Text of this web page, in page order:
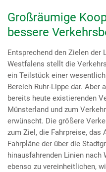
Großräumige
bessere
Entsprechend den Zielen der
Westfalens stellt die
ein Teilstück einer
Bereich Ruhr-Lippe dar. Aber
bereits heute existierenden
Münsterland und zum
erwünscht. Die größere
zum Ziel, die Fahrpreise, das
Fahrpläne der über die
hinausfahrenden Linien nach
ebenso zu vereinheitlichen,